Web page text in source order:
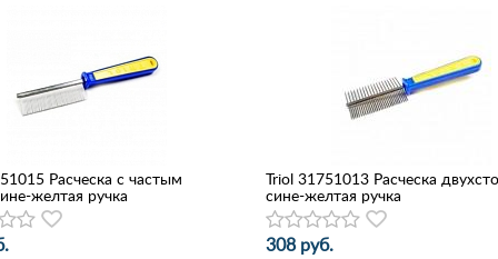
Расческа с частым
желтая ручка
Triol 31751013 Расческа
сине-желтая ручка
308 руб.